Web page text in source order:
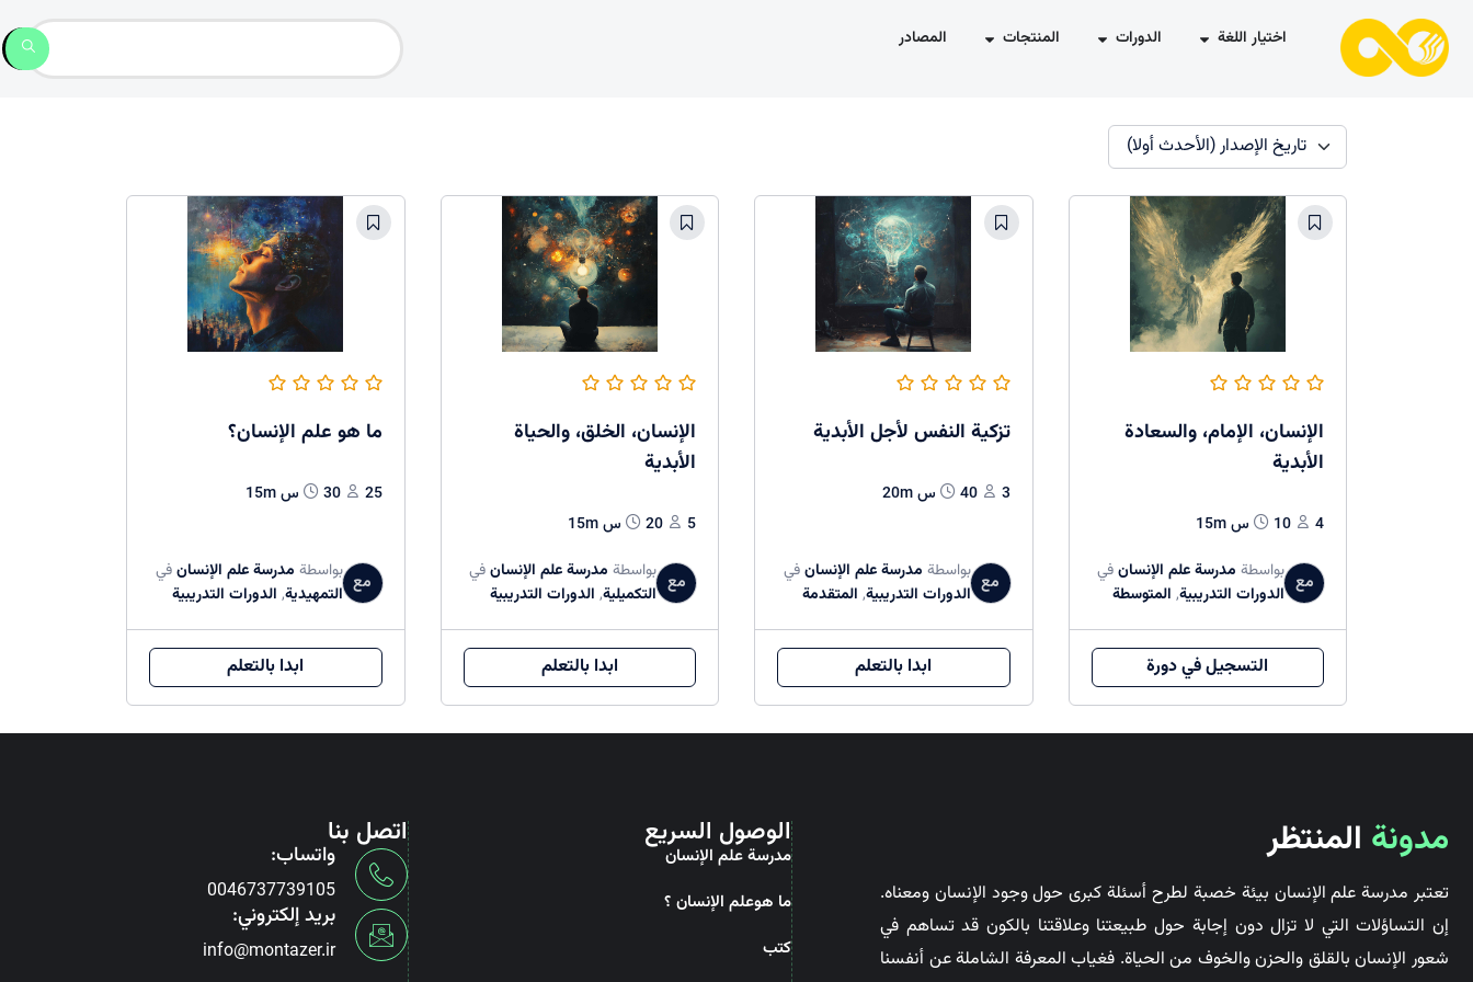
اختيار اللغة الدورات المنتجات المصادر
تاريخ الإصدار (الأحدث أولا)
الإنسان، الإمام، والسعادة
الأبدية
4 10س 15m
مع بواسطة مدرسة علم الإنسانفي
الدورات التدريبية, المتوسطة
التسجيل في دورة
تزكية النفس لأجل الأبدية
3 40س 20m
مع بواسطة مدرسة علم الإنسانفي
الدورات التدريبية, المتقدمة
ابدا بالتعلم
الإنسان، الخلق، والحياة
الأبدية
5 20س 15m
مع بواسطة مدرسة علم الإنسانفي
التکمیلیة, الدورات التدريبية
ابدا بالتعلم
ما هو علم الإنسان؟
25 30س 15m
مع بواسطة مدرسة علم الإنسانفي
التمهیدیة, الدورات التدريبية
ابدا بالتعلم
مدونة المنتظر
تعتبر مدرسة علم الإنسان بيئة خصبة لطرح أسئلة كبرى حول وجود الإنسان ومعناه.
إن التساؤلات التي لا تزال دون إجابة حول طبيعتنا وعلاقتنا بالكون قد تساهم في
شعور الإنسان بالقلق والحزن والخوف من الحياة. فغياب المعرفة الشاملة عن أنفسنا
الوصول السريع
مدرسة علم الإنسان
ما هوعلم الإنسان ؟
کتب
اتصل بنا
واتساب:
0046737739105
بريد إلكتروني:
info@montazer.ir